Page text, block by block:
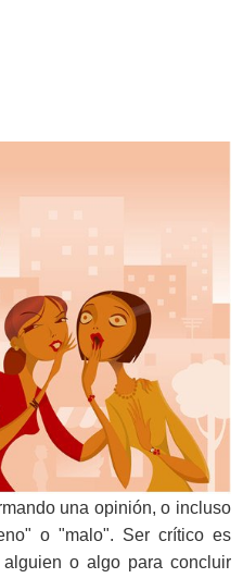
una opinión, o incluso
o "malo". Ser crítico es
o algo para concluir